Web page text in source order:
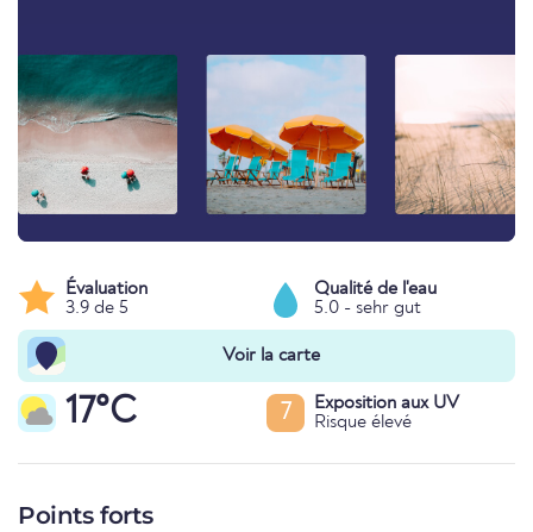
Évaluation
3.9 de 5
Qualité de l'eau
5.0 - sehr gut
Voir la carte
17°C 7
Exposition aux UV
Risque élevé
Points forts